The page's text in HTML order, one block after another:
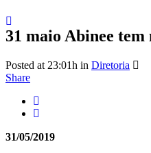
31 maio Abinee tem
Posted at 23:01h in Diretoria
Share
31/05/2019